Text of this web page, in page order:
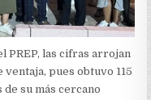
PREP, las cifras arrojan
pues obtuvo 115
su más cercano